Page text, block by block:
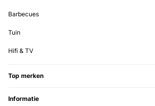
Barbecues
Tuin
Hifi & TV
Top merken
Informatie